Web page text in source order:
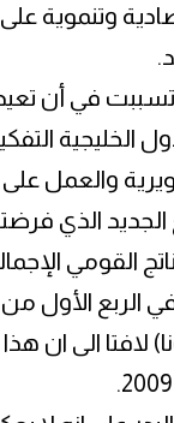
وتنموية
تسببت في أن
الخليجية
والعمل
الذي
القومي
بالمئة في الربع
لافتا الى ان